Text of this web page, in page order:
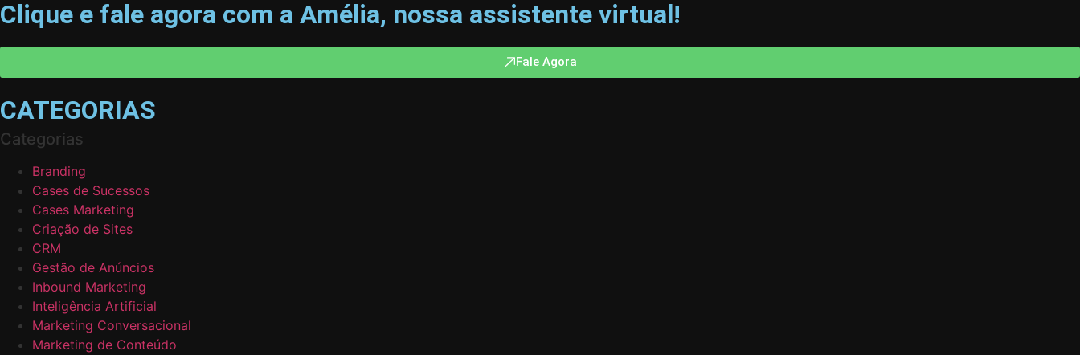
Clique e fale agora com a Amélia, nossa assistente virtual!
Fale Agora
CATEGORIAS
Categorias
Branding
Cases de Sucessos
Cases Marketing
Criação de Sites
CRM
Gestão de Anúncios
Inbound Marketing
Inteligência Artificial
Marketing Conversacional
Marketing de Conteúdo